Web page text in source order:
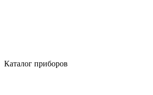
Каталог приборов